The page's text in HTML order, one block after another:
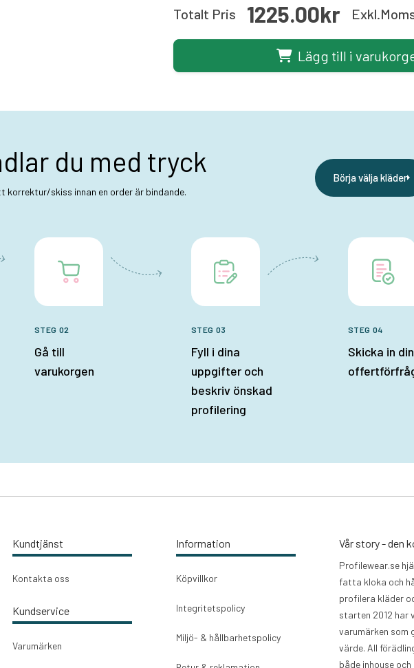
Totalt Pris 1225.00kr
Lägg till i
du med tryck
korrektur/skiss innan en order är bindande.
Börja välja kläder
STEG 02
Gå till
varukorgen
STEG 03
Fyll i dina
uppgifter och
beskriv önskad
profilering
STEG 04
Skicka in din
Kundtjänst
Kontakta oss
Kundservice
Varumärken
Information
Köpvillkor
Integritetspolicy
Miljö- & hållbarhetspolicy
Vår story - den
Profilewear.se
fatta kloka och
profilera kläder
starten 2012 har
varumärken som
värde. All
både inhouse